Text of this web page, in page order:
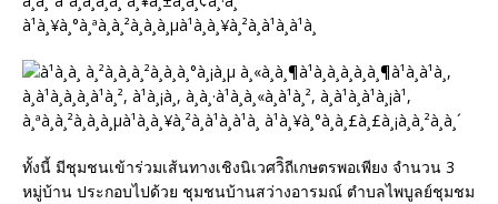
ทั้งนี้ มีชุมชนเข้าร่วมเส้นทางเชิงนิเวศวิิถีเกษตรพอเพียง จำนวน 3
หมู่บ้าน ประกอบไปด้วย ชุมชนบ้านสว่างอารมณ์ ตำบลไพบูลย์ชุมชม